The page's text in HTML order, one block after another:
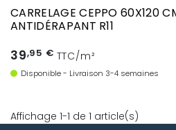
CARRELAGE CEPPO 60X120
ANTIDÉRAPANT R11
39,95 € TTC/m²
Disponible - Livraison 3-4 semaines
Affichage 1-1 de 1 article(s)